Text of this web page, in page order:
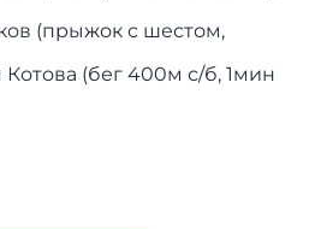
(прыжок с шестом,
(бег 400м с/б, 1мин